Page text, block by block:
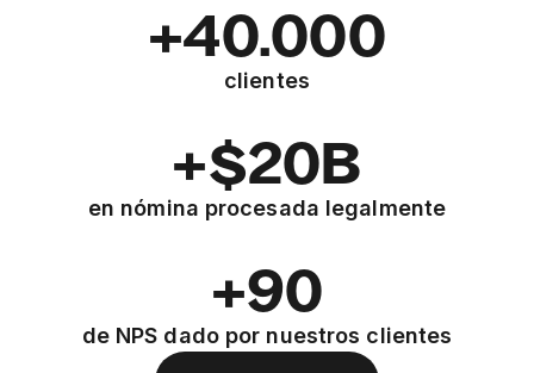
+40.000
clientes
+$20B
en nómina procesada legalmente
+90
de NPS dado por nuestros clientes